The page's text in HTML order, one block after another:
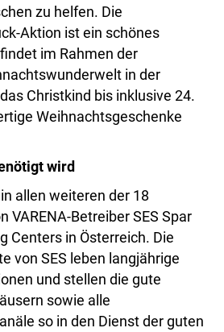
zu helfen. Die
Aktion ist ein schönes
im Rahmen der
in der
Christkind bis inklusive 24.
Weihnachtsgeschenke
wird
allen weiteren der 18
VARENA-Betreiber SES Spar
Centers in Österreich. Die
von SES leben langjährige
und stellen die gute
sowie alle
so in den Dienst der guten